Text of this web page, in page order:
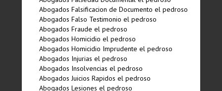
Abogados Falsificacion de Documento el pedroso
Abogados Falso Testimonio el pedroso
Abogados Fraude el pedroso
Abogados Homicidio el pedroso
Abogados Homicidio Imprudente el pedroso
Abogados Injurias el pedroso
Abogados Insolvencias el pedroso
Abogados Juicios Rapidos el pedroso
Abogados Lesiones el pedroso